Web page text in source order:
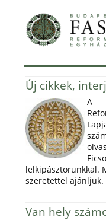
Új cikkek,
A
lelkipásztorunkkal.
szeretettel ajánljuk.
Van hely